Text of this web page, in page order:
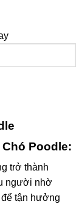
Poodle:
trở thành
người nhờ
tận hưởng